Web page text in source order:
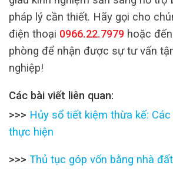
pháp lý cần thiết. Hãy gọi cho
điện thoại 0966.22.7979 hoặc
phòng để nhận được sự tư vấn
nghiệp!
Các bài viết liên quan:
>>> Hủy sổ tiết kiệm thừa kế:
thực hiện
>>> Thủ tục góp vốn bằng nhà